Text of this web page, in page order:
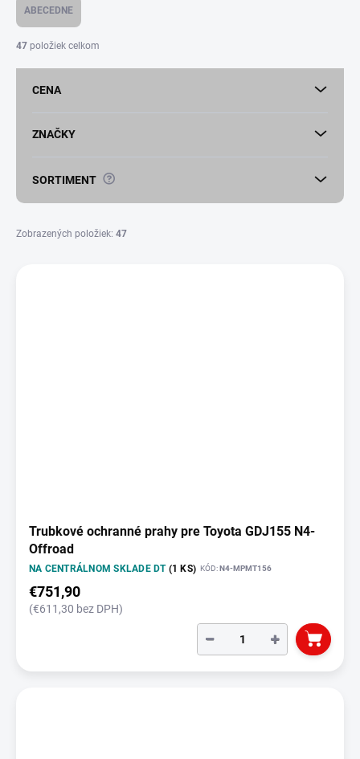
n
i
o
ABECEDNE
47 položiek celkom
CENA
ZNAČKY
SORTIMENT ?
Zobrazených položiek: 47
Trubkové ochranné prahy pre Toyota GDJ155 N4-
Offroad
NA CENTRÁLNOM SKLADE DT (1 KS) KÓD:N4-MPMT156
€751,90
(€611,30 bez DPH)
+
−